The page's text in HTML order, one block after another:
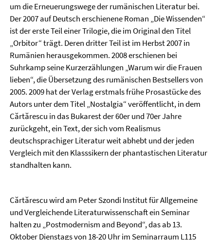
um die Erneuerungswege der rumänischen Literatur bei.
Der 2007 auf Deutsch erschienene Roman „Die Wissenden“
ist der erste Teil einer Trilogie, die im Original den Titel
„Orbitor“ trägt. Deren dritter Teil ist im Herbst 2007 in
Rumänien herausgekommen. 2008 erschienen bei
Suhrkamp seine Kurzerzählungen „Warum wir die Frauen
lieben“, die Übersetzung des rumänischen Bestsellers von
2005. 2009 hat der Verlag erstmals frühe Prosastücke des
Autors unter dem Titel „Nostalgia“ veröffentlicht, in dem
Cărtărescu in das Bukarest der 60er und 70er Jahre
zurückgeht, ein Text, der sich vom Realismus
deutschsprachiger Literatur weit abhebt und der jeden
Vergleich mit den Klasssikern der phantastischen Literatur
standhalten kann.
Cărtărescu wird am Peter Szondi Institut für Allgemeine
und Vergleichende Literaturwissenschaft ein Seminar
halten zu „Postmodernism and Beyond“, das ab 13.
Oktober Dienstags von 18-20 Uhr im Seminarraum L115